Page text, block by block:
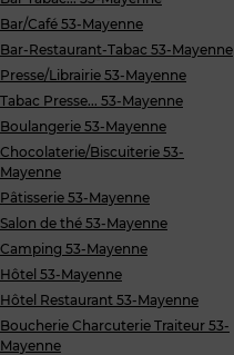
Bar/Café 53-Mayenne
Bar-Restaurant-Tabac 53-Mayenne
Presse/Librairie 53-Mayenne
Tabac Presse... 53-Mayenne
Boulangerie 53-Mayenne
Chocolaterie/Biscuiterie 53-
Mayenne
Pâtisserie 53-Mayenne
Salon de thé 53-Mayenne
Camping 53-Mayenne
Hôtel 53-Mayenne
Hôtel Restaurant 53-Mayenne
Boucherie Charcuterie Traiteur 53-
Mayenne